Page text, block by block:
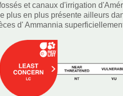
et canaux d'irrigation
plus en plus présente ailleurs
d' Ammannia